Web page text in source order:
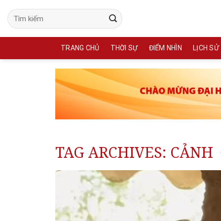
content
TRANG CHỦ THỜI SỰ ĐIỂM NHÌN LỊCH SỬ
TAG ARCHIVES: CẢNH